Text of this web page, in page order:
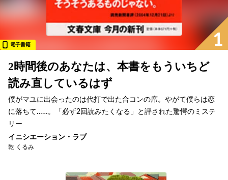
1
電子書籍
2時間後のあなたは、本書をもういちど
読み直しているはず
僕がマユに出会ったのは代打で出た合コンの席。やがて僕らは恋
に落ちて……。「必ず2回読みたくなる」と評された驚愕のミステ
リー
イニシエーション・ラブ
乾 くるみ